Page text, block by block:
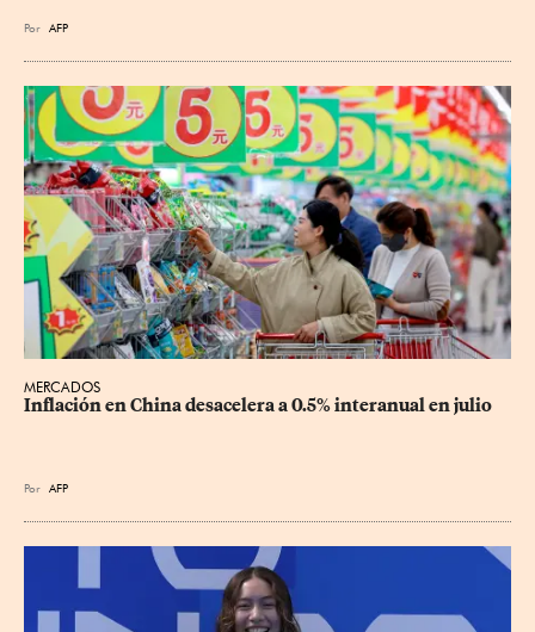
Por AFP
MERCADOS
Inflación en China desacelera a 0.5% interanual en julio
Por AFP